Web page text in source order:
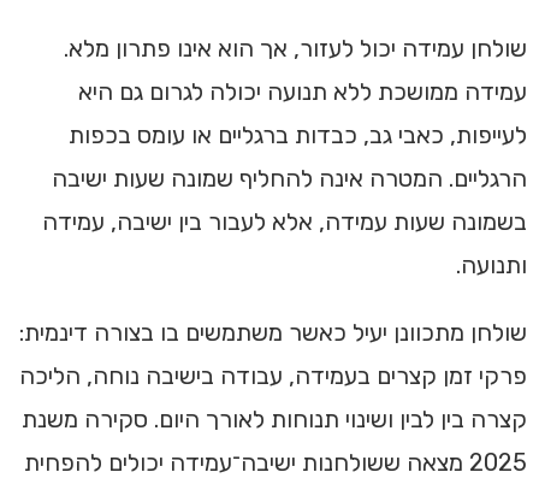
שולחן עמידה יכול לעזור, אך הוא אינו פתרון מלא.
עמידה ממושכת ללא תנועה יכולה לגרום גם היא
לעייפות, כאבי גב, כבדות ברגליים או עומס בכפות
הרגליים. המטרה אינה להחליף שמונה שעות ישיבה
בשמונה שעות עמידה, אלא לעבור בין ישיבה, עמידה
ותנועה.
שולחן מתכוונן יעיל כאשר משתמשים בו בצורה דינמית:
פרקי זמן קצרים בעמידה, עבודה בישיבה נוחה, הליכה
קצרה בין לבין ושינוי תנוחות לאורך היום. סקירה משנת
2025 מצאה ששולחנות ישיבה־עמידה יכולים להפחית